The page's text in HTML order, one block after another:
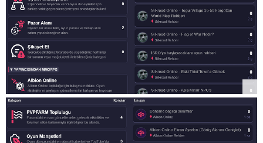
body .category-list [data-category-id="31"],body
    position: relative;
    margin-top: 50px;
}
body [data-category-id="31"]::before {
    content: "▼ PRIVATE SERVER MMORPG";
}